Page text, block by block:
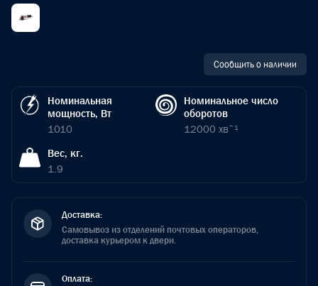
Сообщить о наличии
Номинальная
мощность, Вт
1010
Номинальное число
оборотов
12000 хвˉ¹
Вес, кг.
1.9
Доставка:
Самовывоз из отделений почтовых операторов,
доставка курьером к двери.
Оплата: